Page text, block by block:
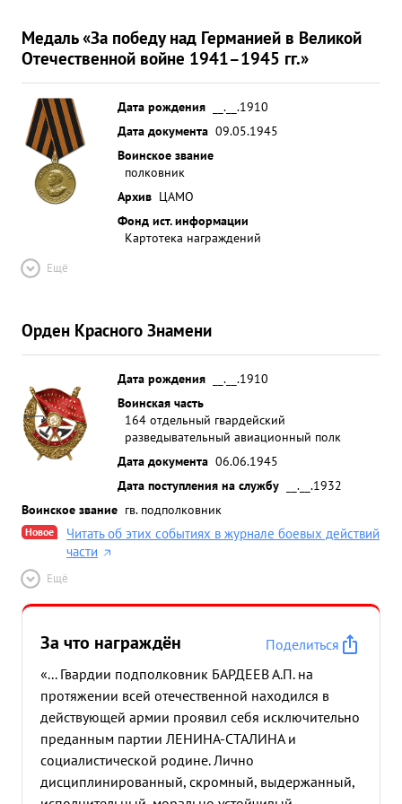
Медаль «За победу над Германией в Великой
Отечественной войне 1941–1945 гг.»
Дата рождения
__.__.1910
Дата документа 09.05.1945
Воинское звание
полковник
Архив ЦАМО
Фонд ист. информации
Картотека награждений
Ещё
Орден Красного Знамени
Дата рождения
__.__.1910
Воинская часть
164 отдельный гвардейский
разведывательный авиационный полк
Дата документа 06.06.1945
Дата поступления на службу
__.__.1932
Воинское звание гв. подполковник
Новое
Читать об этих событиях в журнале боевых действий
части
Ещё
За что награждён
Поделиться
«... Гвардии подполковник БАРДЕЕВ А.П. на
протяжении всей отечественной находился в
действующей армии проявил себя исключительно
преданным партии ЛЕНИНА-СТАЛИНА и
социалистической родине. Лично
дисциплинированный, скромный, выдержанный,